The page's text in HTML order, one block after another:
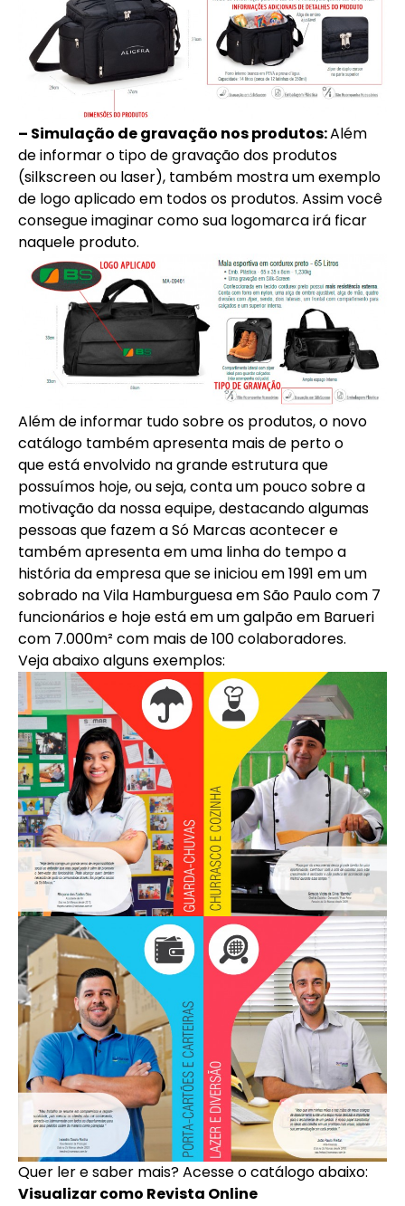
– Simulação de gravação nos produtos:Além
de informar o tipo de gravação dos produtos
(silkscreen ou laser), também mostra um exemplo
de logo aplicado em todos os produtos. Assim você
consegue imaginar como sua logomarca irá ficar
naquele produto.
Além de informar tudo sobre os produtos, o novo
catálogo também apresenta mais de perto o
que está envolvido na grande estrutura que
possuímos hoje, ou seja, conta um pouco sobre a
motivação da nossa equipe, destacando algumas
pessoas que fazem a Só Marcas acontecer e
também apresenta em uma linha do tempo a
história da empresa que se iniciou em 1991 em um
sobrado na Vila Hamburguesa em São Paulo com 7
funcionários e hoje está em um galpão em Barueri
com 7.000m² com mais de 100 colaboradores.
Veja abaixo alguns exemplos:
Quer ler e saber mais? Acesse o catálogo abaixo:
Visualizar como Revista Online